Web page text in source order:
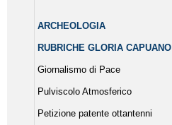
ARCHEOLOGIA
RUBRICHE GLORIA CAPUANO
Giornalismo di Pace
Pulviscolo Atmosferico
Petizione patente ottantenni